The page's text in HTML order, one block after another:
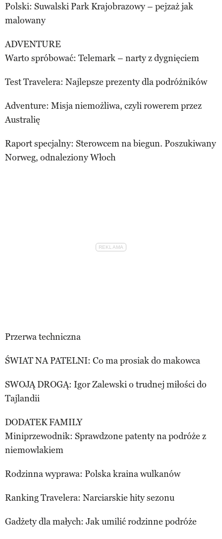
Polski: Suwalski Park Krajobrazowy – pejzaż jak
malowany
ADVENTURE
Warto spróbować: Telemark – narty z dygnięciem
Test Travelera: Najlepsze prezenty dla podróżników
Adventure: Misja niemożliwa, czyli rowerem przez
Australię
Raport specjalny: Sterowcem na biegun. Poszukiwany
Norweg, odnaleziony Włoch
Przerwa techniczna
ŚWIAT NA PATELNI: Co ma prosiak do makowca
SWOJĄ DROGĄ: Igor Zalewski o trudnej miłości do
Tajlandii
DODATEK FAMILY
Miniprzewodnik: Sprawdzone patenty na podróże z
niemowlakiem
Rodzinna wyprawa: Polska kraina wulkanów
Ranking Travelera: Narciarskie hity sezonu
Gadżety dla małych: Jak umilić rodzinne podróże